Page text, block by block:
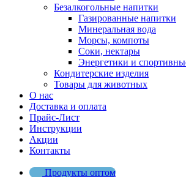
Безалкогольные напитки
Газированные напитки
Минеральная вода
Морсы, компоты
Соки, нектары
Энергетики и
Кондитерские изделия
Товары для животных
О нас
Доставка и оплата
Прайс-Лист
Инструкции
Акции
Контакты
Продукты оптом